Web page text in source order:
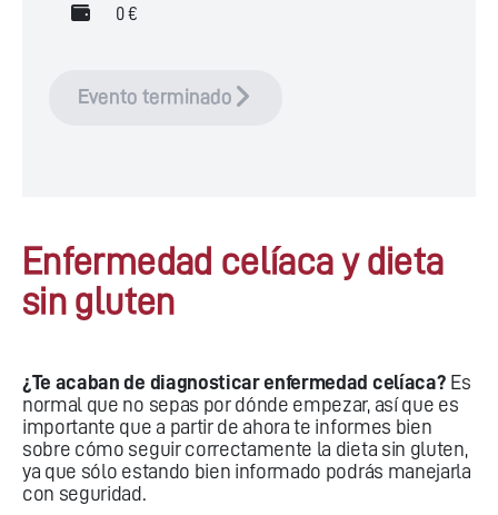
0 €
Evento terminado
Enfermedad celíaca y dieta
sin gluten
¿Te acaban de diagnosticar enfermedad celíaca? Es
normal que no sepas por dónde empezar, así que es
importante que a partir de ahora te informes bien
sobre cómo seguir correctamente la dieta sin gluten,
ya que sólo estando bien informado podrás manejarla
con seguridad.